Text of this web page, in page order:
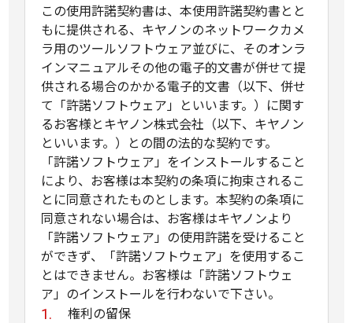
この使用許諾契約書は、本使用許諾契約書とと
もに提供される、キヤノンのネットワークカメ
ラ用のツールソフトウェア並びに、そのオンラ
インマニュアルその他の電子的文書が併せて提
供される場合のかかる電子的文書（以下、併せ
て「許諾ソフトウェア」といいます。）に関す
るお客様とキヤノン株式会社（以下、キヤノン
といいます。）との間の法的な契約です。
「許諾ソフトウェア」をインストールすること
により、お客様は本契約の条項に拘束されるこ
とに同意されたものとします。本契約の条項に
同意されない場合は、お客様はキヤノンより
「許諾ソフトウェア」の使用許諾を受けること
ができず、「許諾ソフトウェア」を使用するこ
とはできません。お客様は「許諾ソフトウェ
ア」のインストールを行わないで下さい。
権利の留保